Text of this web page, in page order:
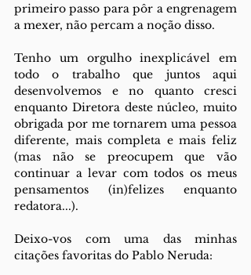
primeiro passo para pôr a engrenagem
a mexer, não percam a noção disso.
Tenho um orgulho inexplicável em
todo o trabalho que juntos aqui
desenvolvemos e no quanto cresci
enquanto Diretora deste núcleo, muito
obrigada por me tornarem uma pessoa
diferente, mais completa e mais feliz
(mas não se preocupem que vão
continuar a levar com todos os meus
pensamentos (in)felizes enquanto
redatora...).
Deixo-vos com uma das minhas
citações favoritas do Pablo Neruda: